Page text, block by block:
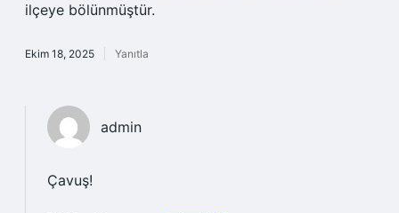
ilçeye bölünmüştür.
Ekim 18, 2025 Yanıtla
admin
Çavuş!